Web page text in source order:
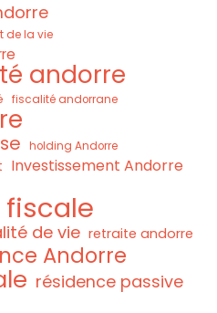
de la vie
andorre
fiscalité andorrane
holding Andorre
Investissement Andorre
de vie retraite andorre
Andorre
résidence passive